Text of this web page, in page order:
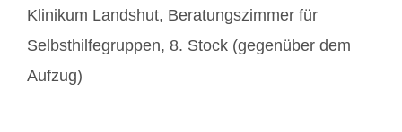
Klinikum Landshut, Beratungszimmer für
Selbsthilfegruppen, 8. Stock (gegenüber dem
Aufzug)